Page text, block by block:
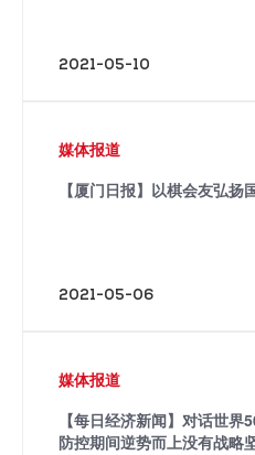
2021-05-10
媒体报道
【厦门日报】以棋会友弘扬
2021-05-06
媒体报道
【每日经济新闻】对话世
防控期间逆势而上没有战略